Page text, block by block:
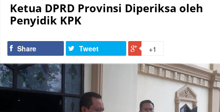
Ketua DPRD Provinsi Diperiksa oleh
Penyidik KPK
Share Tweet +1